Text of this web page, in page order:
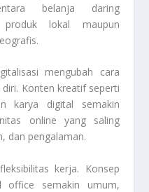
belanja daring
produk lokal maupun
mengubah cara
Konten kreatif seperti
karya digital semakin
online yang saling
dan pengalaman.
kerja. Konsep
office semakin umum,